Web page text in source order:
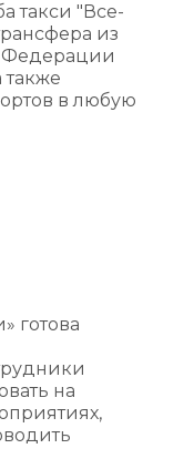
такси "Все-
из
Федерации
также
в любую
готова
на